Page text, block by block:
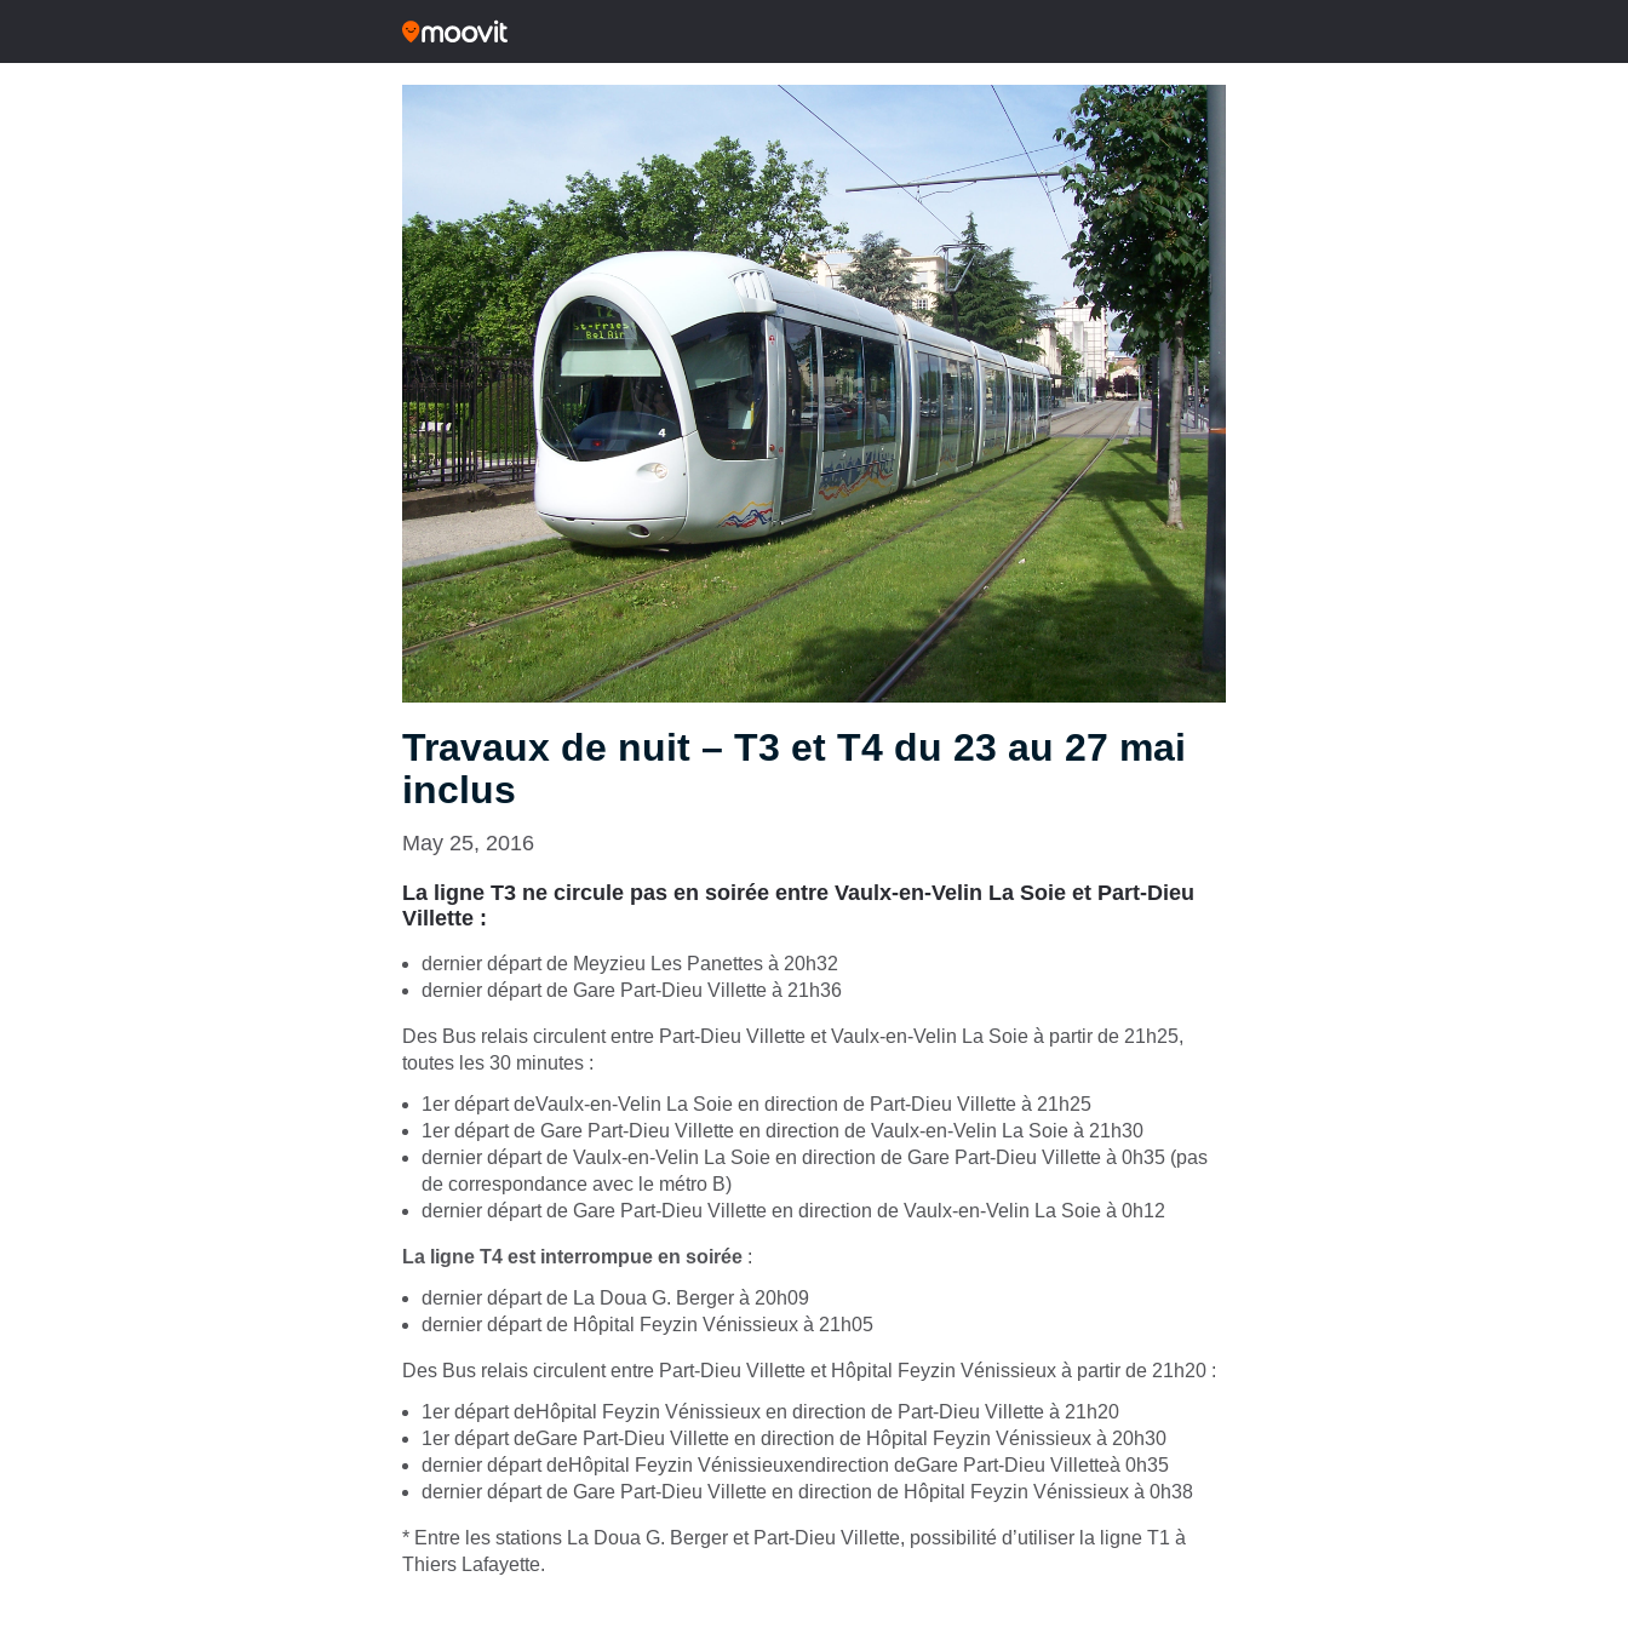
Travaux de nuit – T3 et T4 du 23 au 27 mai
inclus
May 25, 2016
La ligne T3 ne circule pas en soirée entre Vaulx-en-Velin La Soie et Part-Dieu
Villette :
dernier départ de Meyzieu Les Panettes à 20h32
dernier départ de Gare Part-Dieu Villette à 21h36
Des Bus relais circulent entre Part-Dieu Villette et Vaulx-en-Velin La Soie à partir de 21h25,
toutes les 30 minutes :
1er départ deVaulx-en-Velin La Soie en direction de Part-Dieu Villette à 21h25
1er départ de Gare Part-Dieu Villette en direction de Vaulx-en-Velin La Soie à 21h30
dernier départ de Vaulx-en-Velin La Soie en direction de Gare Part-Dieu Villette à 0h35 (pas
de correspondance avec le métro B)
dernier départ de Gare Part-Dieu Villette en direction de Vaulx-en-Velin La Soie à 0h12
La ligne T4 est interrompue en soirée :
dernier départ de La Doua G. Berger à 20h09
dernier départ de Hôpital Feyzin Vénissieux à 21h05
Des Bus relais circulent entre Part-Dieu Villette et Hôpital Feyzin Vénissieux à partir de 21h20 :
1er départ deHôpital Feyzin Vénissieux en direction de Part-Dieu Villette à 21h20
1er départ deGare Part-Dieu Villette en direction de Hôpital Feyzin Vénissieux à 20h30
dernier départ deHôpital Feyzin Vénissieuxendirection deGare Part-Dieu Villetteà 0h35
dernier départ de Gare Part-Dieu Villette en direction de Hôpital Feyzin Vénissieux à 0h38
* Entre les stations La Doua G. Berger et Part-Dieu Villette, possibilité d’utiliser la ligne T1 à
Thiers Lafayette.